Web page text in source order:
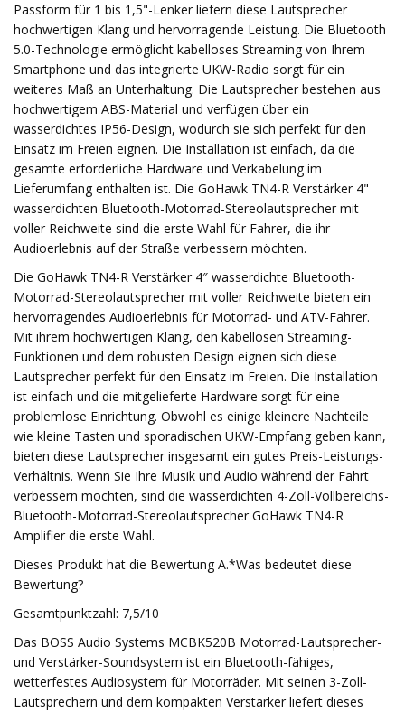
Passform für 1 bis 1,5"-Lenker liefern diese Lautsprecher
hochwertigen Klang und hervorragende Leistung. Die Bluetooth
5.0-Technologie ermöglicht kabelloses Streaming von Ihrem
Smartphone und das integrierte UKW-Radio sorgt für ein
weiteres Maß an Unterhaltung. Die Lautsprecher bestehen aus
hochwertigem ABS-Material und verfügen über ein
wasserdichtes IP56-Design, wodurch sie sich perfekt für den
Einsatz im Freien eignen. Die Installation ist einfach, da die
gesamte erforderliche Hardware und Verkabelung im
Lieferumfang enthalten ist. Die GoHawk TN4-R Verstärker 4"
wasserdichten Bluetooth-Motorrad-Stereolautsprecher mit
voller Reichweite sind die erste Wahl für Fahrer, die ihr
Audioerlebnis auf der Straße verbessern möchten.
Die GoHawk TN4-R Verstärker 4″ wasserdichte Bluetooth-
Motorrad-Stereolautsprecher mit voller Reichweite bieten ein
hervorragendes Audioerlebnis für Motorrad- und ATV-Fahrer.
Mit ihrem hochwertigen Klang, den kabellosen Streaming-
Funktionen und dem robusten Design eignen sich diese
Lautsprecher perfekt für den Einsatz im Freien. Die Installation
ist einfach und die mitgelieferte Hardware sorgt für eine
problemlose Einrichtung. Obwohl es einige kleinere Nachteile
wie kleine Tasten und sporadischen UKW-Empfang geben kann,
bieten diese Lautsprecher insgesamt ein gutes Preis-Leistungs-
Verhältnis. Wenn Sie Ihre Musik und Audio während der Fahrt
verbessern möchten, sind die wasserdichten 4-Zoll-Vollbereichs-
Bluetooth-Motorrad-Stereolautsprecher GoHawk TN4-R
Amplifier die erste Wahl.
Dieses Produkt hat die Bewertung A.*Was bedeutet diese
Bewertung?
Gesamtpunktzahl: 7,5/10
Das BOSS Audio Systems MCBK520B Motorrad-Lautsprecher-
und Verstärker-Soundsystem ist ein Bluetooth-fähiges,
wetterfestes Audiosystem für Motorräder. Mit seinen 3-Zoll-
Lautsprechern und dem kompakten Verstärker liefert dieses